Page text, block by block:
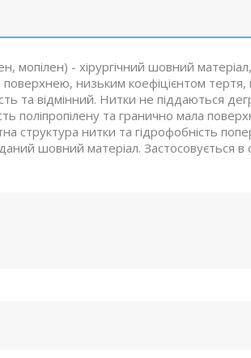
мопілен) - хірургічний шовний
низьким коефіцієнтом тертя,
та відмінний. Нитки не піддаються
поліпропілену та гранично мала
структура нитки та гідрофобність
шовний матеріал. Застосовується в